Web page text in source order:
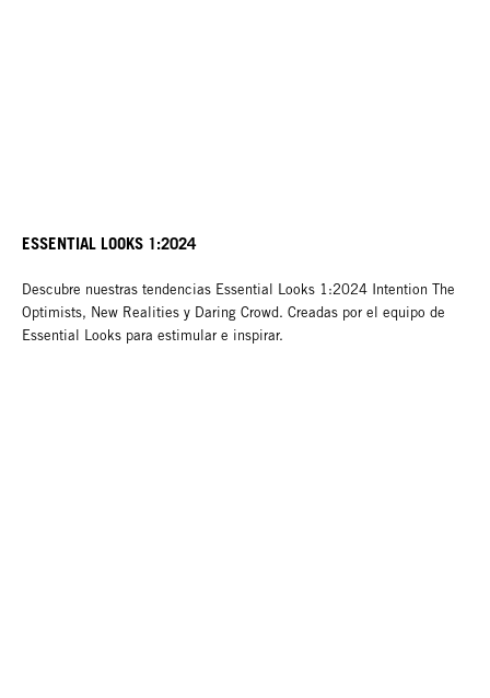
ESSENTIAL LOOKS 1:2024
Descubre nuestras tendencias Essential Looks 1:2024 Intention The
Optimists, New Realities y Daring Crowd. Creadas por el equipo de
Essential Looks para estimular e inspirar.